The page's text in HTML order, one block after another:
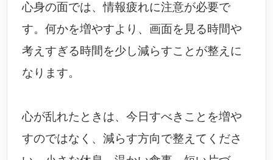
心身の面では、情報疲れに注意が必要で
す。何かを増やすより、画面を見る時間や
考えすぎる時間を少し減らすことが整えに
なります。
心が乱れたときは、今日すべきことを増や
すのではなく、減らす方向で整えてくださ